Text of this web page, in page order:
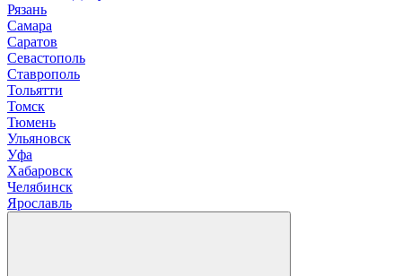
Рязань
Самара
Саратов
Севастополь
Ставрополь
Тольятти
Томск
Тюмень
Ульяновск
Уфа
Хабаровск
Челябинск
Ярославль